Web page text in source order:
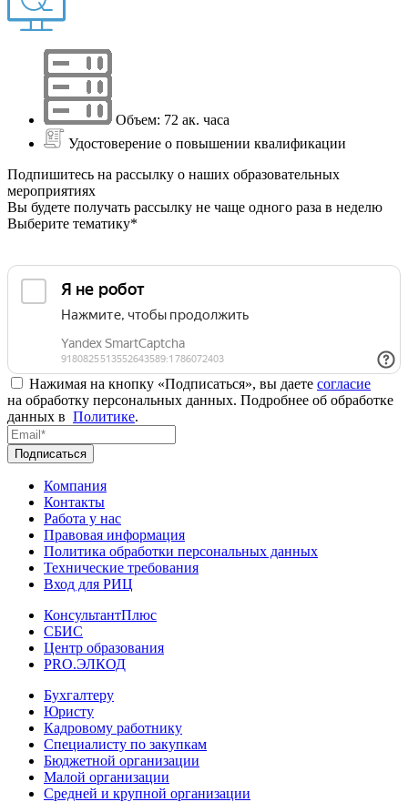
Объем: 72 ак. часа
Удостоверение о повышении квалификации
Подпишитесь на рассылку о наших образовательных
мероприятиях
Вы будете получать рассылку не чаще одного раза в неделю
Выберите тематику*
Нажимая на кнопку «Подписаться», вы даете согласие
на обработку персональных данных. Подробнее об обработке
данных в Политике.
Подписаться
Компания
Контакты
Работа у нас
Правовая информация
Политика обработки персональных данных
Технические требования
Вход для РИЦ
КонсультантПлюс
СБИС
Центр образования
PRO.ЭЛКОД
Бухгалтеру
Юристу
Кадровому работнику
Специалисту по закупкам
Бюджетной организации
Малой организации
Средней и крупной организации